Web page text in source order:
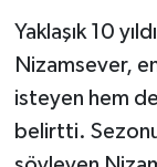
Yaklaşık 10
Nizamsever,
isteyen hem de
belirtti.